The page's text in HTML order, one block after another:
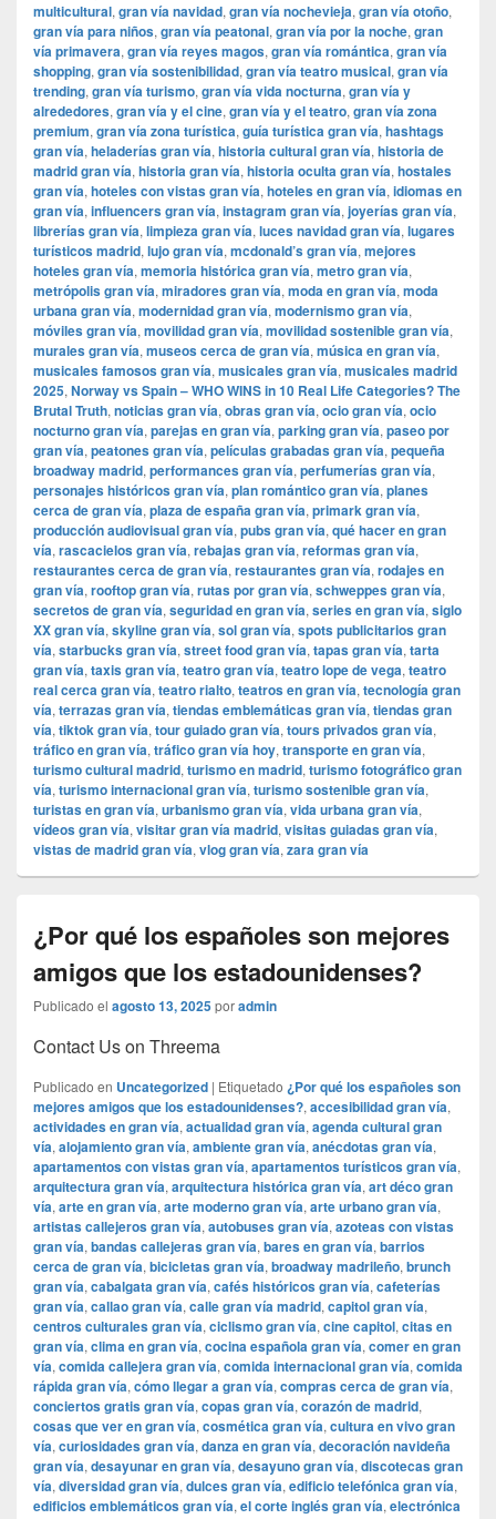
multicultural, gran vía navidad, gran vía nochevieja, gran vía otoño,
gran vía para niños, gran vía peatonal, gran vía por la noche, gran
vía primavera, gran vía reyes magos, gran vía romántica, gran vía
shopping, gran vía sostenibilidad, gran vía teatro musical, gran vía
trending, gran vía turismo, gran vía vida nocturna, gran vía y
alrededores, gran vía y el cine, gran vía y el teatro, gran vía zona
premium, gran vía zona turística, guía turística gran vía, hashtags
gran vía, heladerías gran vía, historia cultural gran vía, historia de
madrid gran vía, historia gran vía, historia oculta gran vía, hostales
gran vía, hoteles con vistas gran vía, hoteles en gran vía, idiomas en
gran vía, influencers gran vía, instagram gran vía, joyerías gran vía,
librerías gran vía, limpieza gran vía, luces navidad gran vía, lugares
turísticos madrid, lujo gran vía, mcdonald’s gran vía, mejores
hoteles gran vía, memoria histórica gran vía, metro gran vía,
metrópolis gran vía, miradores gran vía, moda en gran vía, moda
urbana gran vía, modernidad gran vía, modernismo gran vía,
móviles gran vía, movilidad gran vía, movilidad sostenible gran vía,
murales gran vía, museos cerca de gran vía, música en gran vía,
musicales famosos gran vía, musicales gran vía, musicales madrid
2025, Norway vs Spain – WHO WINS in 10 Real Life Categories? The
Brutal Truth, noticias gran vía, obras gran vía, ocio gran vía, ocio
nocturno gran vía, parejas en gran vía, parking gran vía, paseo por
gran vía, peatones gran vía, películas grabadas gran vía, pequeña
broadway madrid, performances gran vía, perfumerías gran vía,
personajes históricos gran vía, plan romántico gran vía, planes
cerca de gran vía, plaza de españa gran vía, primark gran vía,
producción audiovisual gran vía, pubs gran vía, qué hacer en gran
vía, rascacielos gran vía, rebajas gran vía, reformas gran vía,
restaurantes cerca de gran vía, restaurantes gran vía, rodajes en
gran vía, rooftop gran vía, rutas por gran vía, schweppes gran vía,
secretos de gran vía, seguridad en gran vía, series en gran vía, siglo
XX gran vía, skyline gran vía, sol gran vía, spots publicitarios gran
vía, starbucks gran vía, street food gran vía, tapas gran vía, tarta
gran vía, taxis gran vía, teatro gran vía, teatro lope de vega, teatro
real cerca gran vía, teatro rialto, teatros en gran vía, tecnología gran
vía, terrazas gran vía, tiendas emblemáticas gran vía, tiendas gran
vía, tiktok gran vía, tour guiado gran vía, tours privados gran vía,
tráfico en gran vía, tráfico gran vía hoy, transporte en gran vía,
turismo cultural madrid, turismo en madrid, turismo fotográfico gran
vía, turismo internacional gran vía, turismo sostenible gran vía,
turistas en gran vía, urbanismo gran vía, vida urbana gran vía,
vídeos gran vía, visitar gran vía madrid, visitas guiadas gran vía,
vistas de madrid gran vía, vlog gran vía, zara gran vía
¿Por qué los españoles son mejores
amigos que los estadounidenses?
Publicado el agosto 13, 2025poradmin
Contact Us on Threema
Publicado en Uncategorized | Etiquetado ¿Por qué los españoles son
mejores amigos que los estadounidenses?, accesibilidad gran vía,
actividades en gran vía, actualidad gran vía, agenda cultural gran
vía, alojamiento gran vía, ambiente gran vía, anécdotas gran vía,
apartamentos con vistas gran vía, apartamentos turísticos gran vía,
arquitectura gran vía, arquitectura histórica gran vía, art déco gran
vía, arte en gran vía, arte moderno gran vía, arte urbano gran vía,
artistas callejeros gran vía, autobuses gran vía, azoteas con vistas
gran vía, bandas callejeras gran vía, bares en gran vía, barrios
cerca de gran vía, bicicletas gran vía, broadway madrileño, brunch
gran vía, cabalgata gran vía, cafés históricos gran vía, cafeterías
gran vía, callao gran vía, calle gran vía madrid, capitol gran vía,
centros culturales gran vía, ciclismo gran vía, cine capitol, citas en
gran vía, clima en gran vía, cocina española gran vía, comer en gran
vía, comida callejera gran vía, comida internacional gran vía, comida
rápida gran vía, cómo llegar a gran vía, compras cerca de gran vía,
conciertos gratis gran vía, copas gran vía, corazón de madrid,
cosas que ver en gran vía, cosmética gran vía, cultura en vivo gran
vía, curiosidades gran vía, danza en gran vía, decoración navideña
gran vía, desayunar en gran vía, desayuno gran vía, discotecas gran
vía, diversidad gran vía, dulces gran vía, edificio telefónica gran vía,
edificios emblemáticos gran vía, el corte inglés gran vía, electrónica